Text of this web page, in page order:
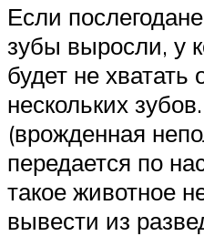
Если
зубы выросли, у
будет не хватать
нескольких
(врожденная
передается по
такое животное
вывести из